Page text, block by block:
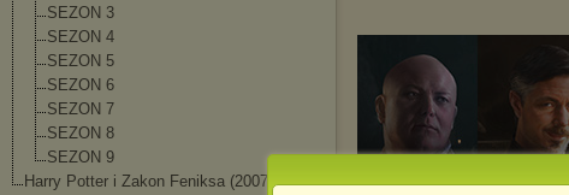
SEZON 3
SEZON 4
SEZON 5
SEZON 6
SEZON 7
SEZON 8
SEZON 9
Harry Potter i Zakon Feniksa (2007)